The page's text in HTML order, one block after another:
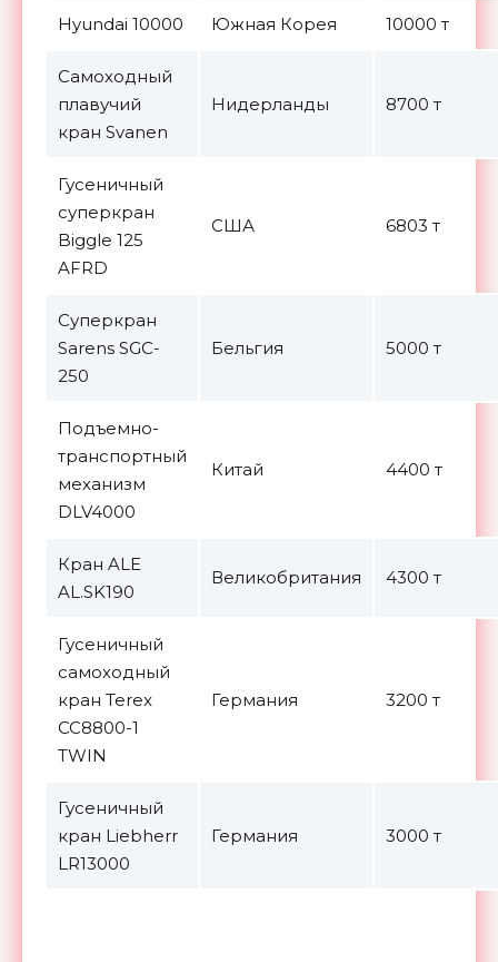
Hyundai 10000 Южная Корея 10000 т
Самоходный
плавучий
кран Svanen
Нидерланды 8700 т
Гусеничный
суперкран
Biggle 125
AFRD
США 6803 т
Суперкран
Sarens SGC-
250
Бельгия 5000 т
Подъемно-
транспортный
механизм
DLV4000
Китай 4400 т
Кран ALE
AL.SK190
Великобритания 4300 т
Гусеничный
самоходный
кран Terex
CC8800-1
TWIN
Германия 3200 т
Гусеничный
кран Liebherr
LR13000
Германия 3000 т